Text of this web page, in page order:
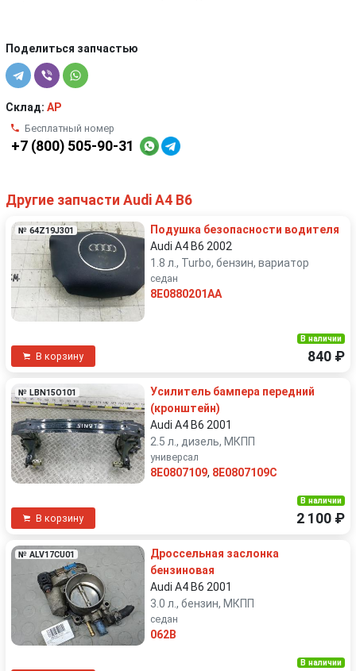
Поделиться запчастью
Склад: AP
Бесплатный номер
+7 (800) 505-90-31
Другие запчасти Audi A4 B6
№ 64Z19J301
Подушка безопасности водителя
Audi A4 B6 2002
1.8 л., Turbo, бензин, вариатор
седан
8E0880201AA
В корзину
В наличии
840 ₽
№ LBN15O101
Усилитель бампера передний
(кронштейн)
Audi A4 B6 2001
2.5 л., дизель, МКПП
универсал
8E0807109, 8E0807109C
В корзину
В наличии
2 100 ₽
№ ALV17CU01
Дроссельная заслонка
бензиновая
Audi A4 B6 2001
3.0 л., бензин, МКПП
седан
062B
В наличии